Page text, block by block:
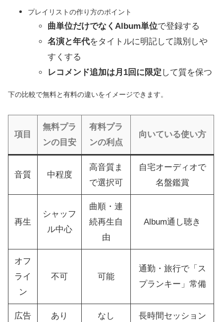
プレイリストの作り方のポイント
曲単位だけでなくAlbum単位で登録する
名演と年代をタイトルに明記して識別しや
すくする
レコメンド追加は月1回に限定 して質を保つ
下の比較で無料と有料の違いをイメージできます。
項目
無料プラ
ンの目安
有料プラ
ンの利点
向いている使い方
音質 中程度
高音質ま
で選択可
自宅オーディオで
名盤鑑賞
再生
シャッフ
ル中心
曲順・連
続再生自
由
Album通し聴き
オフ
ライ
ン
不可 可能
通勤・旅行で「ス
プランキー」常備
広告 あり なし 長時間セッション